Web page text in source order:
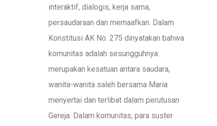
interaktif, dialogis, kerja sama,
persaudaraan dan memaafkan. Dalam
Konstitusi AK No. 275 dinyatakan bahwa
komunitas adalah sesungguhnya
merupakan kesatuan antara saudara,
wanita-wanita saleh bersama Maria
menyertai dan terlibat dalam perutusan
Gereja. Dalam komunitas, para suster